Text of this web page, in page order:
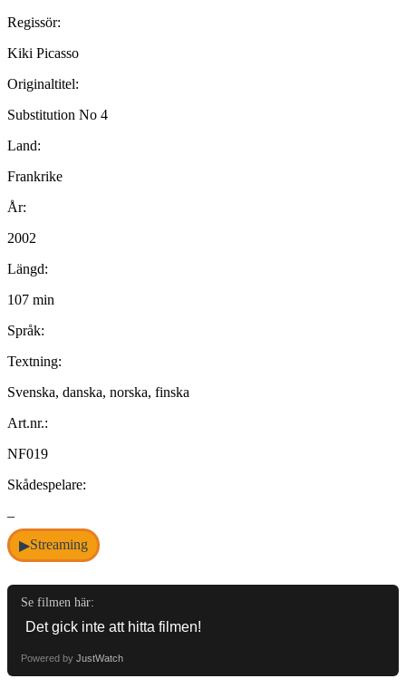
Regissör:
Kiki Picasso
Originaltitel:
Substitution No 4
Land:
Frankrike
År:
2002
Längd:
107 min
Språk:
Textning:
Svenska, danska, norska, finska
Art.nr.:
NF019
Skådespelare:
–
▶Streaming
Se filmen här:
Powered by JustWatch